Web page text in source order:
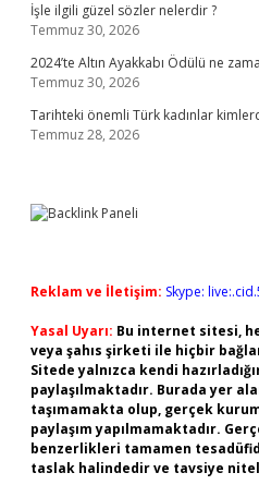
İşle ilgili güzel sözler nelerdir ?
Temmuz 30, 2026
2024’te Altın Ayakkabı Ödülü ne
Temmuz 30, 2026
Tarihteki önemli Türk kadınlar
Temmuz 28, 2026
Reklam ve İletişim: Skype:
Yasal Uyarı: Bu internet sitesi,
veya şahıs şirketi ile hiçbir
Sitede yalnızca kendi
paylaşılmaktadır. Burada yer
taşımamakta olup, gerçek
paylaşım yapılmamaktadır.
benzerlikleri tamamen
taslak halindedir ve tavsiye